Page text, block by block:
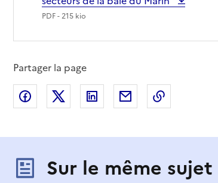
PDF- 215 kio
Partager la page
Partager sur Facebook
Partager sur XPartager sur LinkedIn
Partager par email
Sur le même sujet